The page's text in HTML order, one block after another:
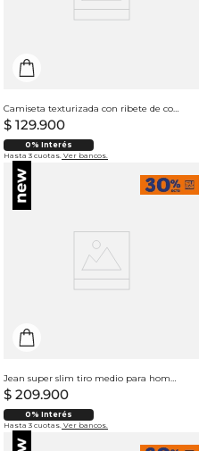
Camiseta texturizada con ribete de contraste en cuello para hombre
$ 129.900
0% Interés
Hasta 3 cuotas. Ver bancos.
Jean super slim tiro medio para hombre
$ 209.900
0% Interés
Hasta 3 cuotas. Ver bancos.